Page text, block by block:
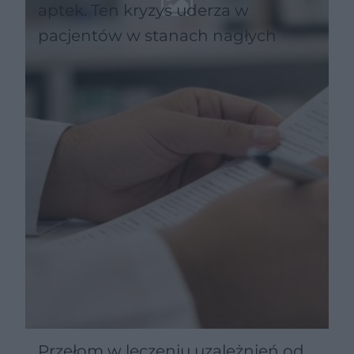
aptek. Ten kryzys uderza w
pacjentów w stanach nagłych